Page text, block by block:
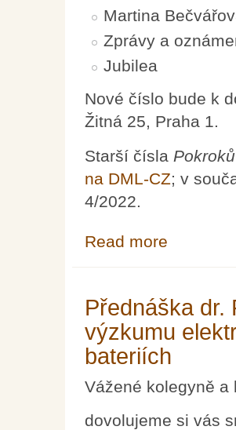
Martina
Zprávy a
Jubilea
Nové číslo bude k
Žitná 25, Praha 1.
Starší čísla
na DML-CZ; v
4/2022.
Read more
Přednáška dr.
výzkumu
bateriích
Vážené kolegyně a
dovolujeme si vás